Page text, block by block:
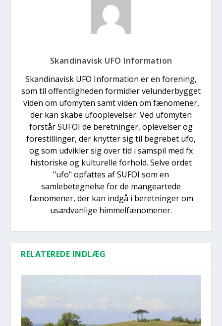
Skandinavisk UFO Information
Skandinavisk UFO Information er en forening,
som til offentligheden formidler velunderbygget
viden om ufomyten samt viden om fænomener,
der kan skabe ufooplevelser. Ved ufomyten
forstår SUFOI de beretninger, oplevelser og
forestillinger, der knytter sig til begrebet ufo,
og som udvikler sig over tid i samspil med fx
historiske og kulturelle forhold. Selve ordet
"ufo" opfattes af SUFOI som en
samlebetegnelse for de mangeartede
fænomener, der kan indgå i beretninger om
usædvanlige himmelfænomener.
RELATEREDE INDLÆG